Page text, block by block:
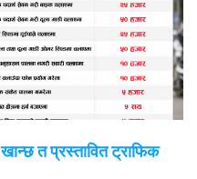
त प्रस्तावित ट्राफिक